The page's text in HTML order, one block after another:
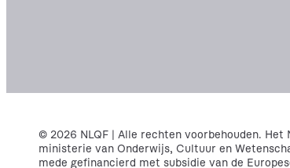
© 2026 NLQF | Alle rechten voorbehouden.
ministerie van Onderwijs, Cultuur en
mede gefinancierd met subsidie van de